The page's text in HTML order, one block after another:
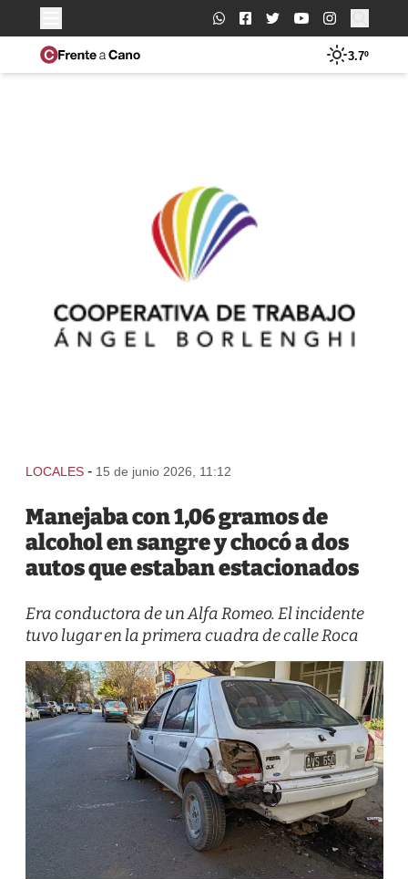
Buscar:
3.7º
LOCALES - 15 de junio 2026, 11:12
Manejaba con 1,06 gramos de
alcohol en sangre y chocó a dos
autos que estaban estacionados
Era conductora de un Alfa Romeo. El incidente
tuvo lugar en la primera cuadra de calle Roca